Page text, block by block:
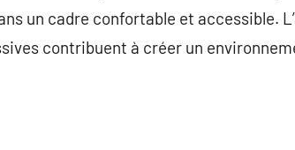
un cadre confortable et accessible.
contribuent à créer un